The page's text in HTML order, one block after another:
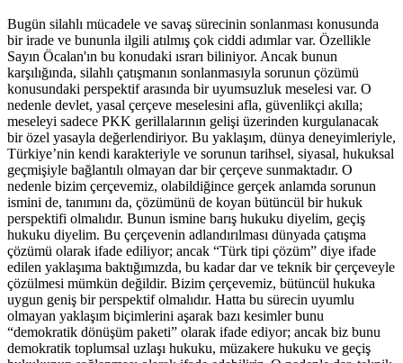
Bugün silahlı mücadele ve savaş sürecinin sonlanması konusunda
bir irade ve bununla ilgili atılmış çok ciddi adımlar var. Özellikle
Sayın Öcalan'ın bu konudaki ısrarı biliniyor. Ancak bunun
karşılığında, silahlı çatışmanın sonlanmasıyla sorunun çözümü
konusundaki perspektif arasında bir uyumsuzluk meselesi var. O
nedenle devlet, yasal çerçeve meselesini afla, güvenlikçi akılla;
meseleyi sadece PKK gerillalarının gelişi üzerinden kurgulanacak
bir özel yasayla değerlendiriyor. Bu yaklaşım, dünya deneyimleriyle,
Türkiye’nin kendi karakteriyle ve sorunun tarihsel, siyasal, hukuksal
geçmişiyle bağlantılı olmayan dar bir çerçeve sunmaktadır. O
nedenle bizim çerçevemiz, olabildiğince gerçek anlamda sorunun
ismini de, tanımını da, çözümünü de koyan bütüncül bir hukuk
perspektifi olmalıdır. Bunun ismine barış hukuku diyelim, geçiş
hukuku diyelim. Bu çerçevenin adlandırılması dünyada çatışma
çözümü olarak ifade ediliyor; ancak “Türk tipi çözüm” diye ifade
edilen yaklaşıma baktığımızda, bu kadar dar ve teknik bir çerçeveyle
çözülmesi mümkün değildir. Bizim çerçevemiz, bütüncül hukuka
uygun geniş bir perspektif olmalıdır. Hatta bu sürecin uyumlu
olmayan yaklaşım biçimlerini aşarak bazı kesimler bunu
“demokratik dönüşüm paketi” olarak ifade ediyor; ancak biz bunu
demokratik toplumsal uzlaşı hukuku, müzakere hukuku ve geçiş